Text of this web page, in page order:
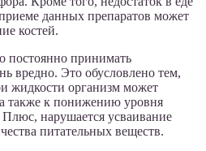
данных препаратов может
костей.
постоянно принимать
вредно. Это обусловлено тем,
жидкости организм может
также к понижению уровня
нарушается усваивание
питательных веществ.